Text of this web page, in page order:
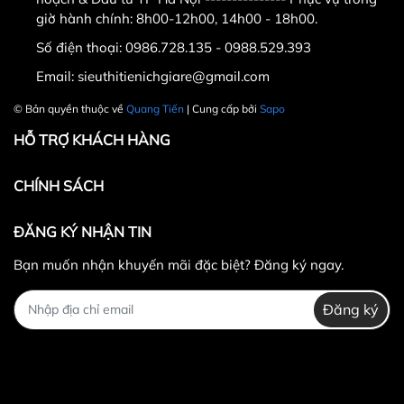
Mr Quang : 0986.728.135
Mr Nam : 0948.414.575
3.Công ty TNHH Thể Thao
Quang Tiến . Địa chỉ :
11 ngõ 279 ngách 279/39
đường Hoàng Mai,quận
Hoàng Mai,Hà Nội ( nếu
giờ hành chính: 8h00-12h00, 14h00 - 18h00.
Số điện thoại: 0986.728.135 - 0988.529.393
Email: sieuthitienichgiare@gmail.com
© Bản quyền thuộc về Quang Tiến | Cung cấp bởi Sapo
HỖ TRỢ KHÁCH HÀNG
CHÍNH SÁCH
ĐĂNG KÝ NHẬN TIN
Bạn muốn nhận khuyến mãi đặc biệt? Đăng ký ngay.
Đăng ký